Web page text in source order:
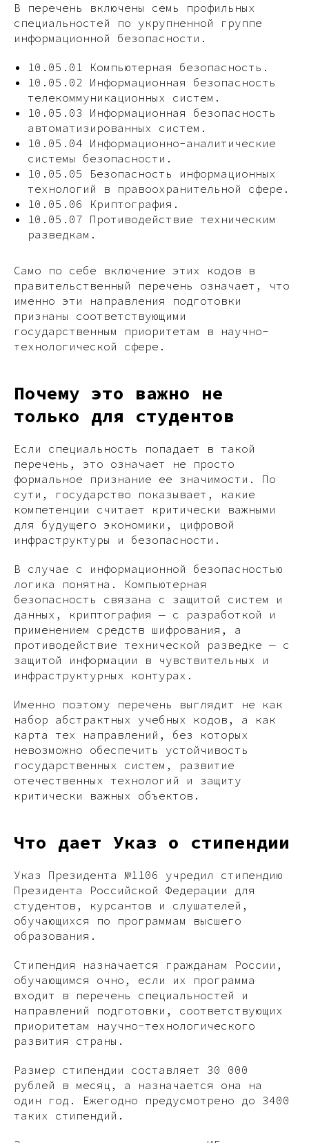
В перечень включены семь профильных
специальностей по укрупненной группе
информационной безопасности.
10.05.01 Компьютерная безопасность.​
10.05.02 Информационная безопасность
телекоммуникационных систем.​
10.05.03 Информационная безопасность
автоматизированных систем.​
10.05.04 Информационно-аналитические
системы безопасности.​
10.05.05 Безопасность информационных
технологий в правоохранительной сфере.​
10.05.06 Криптография.​
10.05.07 Противодействие техническим
разведкам.​
Само по себе включение этих кодов в
правительственный перечень означает, что
именно эти направления подготовки
признаны соответствующими
государственным приоритетам в научно-
технологической сфере.
Почему это важно не
только для студентов
Если специальность попадает в такой
перечень, это означает не просто
формальное признание ее значимости. По
сути, государство показывает, какие
компетенции считает критически важными
для будущего экономики, цифровой
инфраструктуры и безопасности.
В случае с информационной безопасностью
логика понятна. Компьютерная
безопасность связана с защитой систем и
данных, криптография — с разработкой и
применением средств шифрования, а
противодействие технической разведке — с
защитой информации в чувствительных и
инфраструктурных контурах.​
Именно поэтому перечень выглядит не как
набор абстрактных учебных кодов, а как
карта тех направлений, без которых
невозможно обеспечить устойчивость
государственных систем, развитие
отечественных технологий и защиту
критически важных объектов.
Что дает Указ о стипендии
Указ Президента №1106 учредил стипендию
Президента Российской Федерации для
студентов, курсантов и слушателей,
обучающихся по программам высшего
образования.
Стипендия назначается гражданам России,
обучающимся очно, если их программа
входит в перечень специальностей и
направлений подготовки, соответствующих
приоритетам научно-технологического
развития страны.
Размер стипендии составляет 30 000
рублей в месяц, а назначается она на
один год. Ежегодно предусмотрено до 3400
таких стипендий.